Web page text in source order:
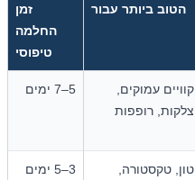
הטוב ביותר עבור
זמן
החלמה
טיפוסי
קוויים עמוקים,
צלקות, רופפות
5–7 ימים
טון, טקסטורה,
3–5 ימים